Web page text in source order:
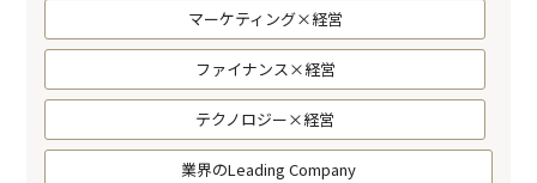
マーケティング×経営
ファイナンス×経営
テクノロジー×経営
業界のLeading Company